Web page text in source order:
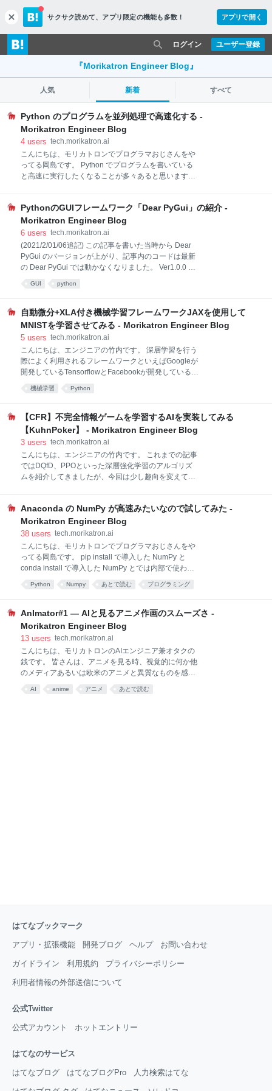
c
l
o
s
サクサク読めて、 アプリ限定の機能も多数！ アプリで開く
ユーザー登録
ログイン
『Morikatron Engineer Blog』
人気 新着 すべて
Python のプログラムを並列処理で高速化する -
Morikatron Engineer Blog
4 users tech.morikatron.ai
こんにちは、モリカトロンでプログラマおじさんをや
ってる岡島です。 Python でプログラムを書いている
と高速に実行したくなることが多々あると思います。
とでプログラムの最適化にあんまり興味のない人が、
出来るだけ手間をかけず、そこそこ効果が得られる方
法を紹介していこうと思います。 並列処理で高速に処
理する Python 標準の並列処理モジュール 処理を並列
実行してみる 速度比較 マルチスレッドでの処理がなぜ
遅いのか？ GIL についてもっと詳しく マルチスレッド
メリット プロセスの生成はスレッドよりもオーバヘッ
化できないオブジェクトがあってはいけない 結局、ど
うすればいいの
PythonのGUIフレームワーク「Dear PyGui」の紹介 -
Morikatron Engineer Blog
6 users tech.morikatron.ai
(2021/2/01/06追記) この記事を書いた当時から Dear
PyGui のバージョンが上がり、記事内のコードは最新
の Dear PyGui では動かなくなりました。 Ver1.0.0 以
で、そちらもご参照ください。 Dear PyGui チートシ
でエンジニアおじさんを営んでいる岡島です。 お仕事
でプログラムを書いていると、ときどきGUIアプリケ
ーションを作る必要が出てきてきます。 そういう場合
PySide(Qt for Python)を使っていたのですが、これら
には pip installとは別にQtのインストールが必要(イン
ストールには割と時間がかかる) 高機能で色々なこと
が出来る反面、覚えないといけな
GUI python
自動微分+XLA付き機械学習フレームワークJAXを使用して
MNISTを学習させてみる - Morikatron Engineer Blog
5 users tech.morikatron.ai
こんにちは、エンジニアの竹内です。 深層学習を行う
際によく利用されるフレームワークといえばGoogleが
開発しているTensorflowとFacebookが開発している
Pytorchの２大巨頭に加えて、Kerasなどが挙げられる
かと思いますが、今回はそのような選択肢の一つとし
械学習フレームワークJAXを紹介したいと思います。
github.com 今回JAXを紹介するきっかけですが、最近
話題になったVision Transformerの公式実装のソース
おり、少し気になったので勉強がてら触ってみたとい
うのが経緯です。 github.com ディープラーニングのフ
レームワークの入門といえばMNISTデータセットを使
ンプルな多層パーセプトロン
機械学習 Python
【CFR】不完全情報ゲームを学習するAIを実装してみる
【KuhnPoker】 - Morikatron Engineer Blog
3 users tech.morikatron.ai
こんにちは、エンジニアの竹内です。 これまでの記事
ではDQfD、PPOといった深層強化学習のアルゴリズ
ムを紹介してきましたが、今回は少し趣向を変えて、
情報ゲームのAI KuhnPokerのルール 記号の定義と説明
ナッシュ均衡 Counterfactual Regret Minimization 実装
ゲームのルール部分 CFRアルゴリズム 結果 まとめ
References 不完全情報ゲームのAI 不完全情報ゲーム
とは文字通り、プレイヤーが行動を決定する際に結果
を左右する情報の一部が得られないようなゲームのこ
ます。それに対して、ゲームに関する情報がすべて得
ス、囲碁やオセロなどが該当します。 トップレ
Anaconda の NumPy が高速みたいなので試してみた -
Morikatron Engineer Blog
38 users tech.morikatron.ai
こんにちは、モリカトロンでプログラマおじさんをや
ってる岡島です。 pip install で導入した NumPy と
conda install で導入した NumPy とでは内部で使われ
ているライブラリが違い、後者の方が高速だという記
事を見つけました。 orizuru.io
pip では NumPy に使われている数値計算ライブラリが
違っている pip が提供する Numpy は OpenBLAS を使
っている Anaconda が提供する NumPy は Intel MKL
と、Anaconda が提供する NumPy のほうが速い とい
う事みたいです。 今まで僕は Python のパッケージ管
理を pip で行ってきましたが、Anac
Python Numpy あとで読む プログラミング
AnImator#1 ― AIと見るアニメ作画のスムーズさ -
Morikatron Engineer Blog
13 users tech.morikatron.ai
こんにちは、モリカトロンのAIエンジニア兼オタクの
銭です。 皆さんは、アニメを見る時、視覚的に何か他
のメディアあるいは欧米のアニメと異質なものを感じ
たことありませんか。色々あると思いますが、その中
コアと考えられるパートーー「作画」について、AI寄
AI anime アニメ あとで読む
はてなブックマーク
アプリ・拡張機能 開発ブログ ヘルプ お問い合わせ
ガイドライン 利用規約 プライバシーポリシー
利用者情報の外部送信について
公式Twitter
公式アカウント ホットエントリー
はてなのサービス
はてなブログ はてなブログPro 人力検索はてな